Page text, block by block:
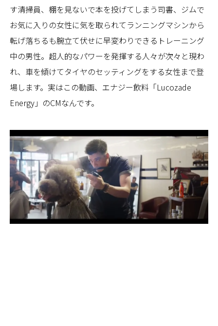
す清掃員、棚を見ないで本を投げてしまう司書、ジムで
お気に入りの女性に気を取られてランニングマシンから
転げ落ちるも腕立て伏せに早変わりできるトレーニング
中の男性。超人的なパワーを発揮する人々が次々と現わ
れ、車を傾けてタイヤのセッティングをする女性まで登
場します。実はこの動画、エナジー飲料「Lucozade
Energy」のCMなんです。